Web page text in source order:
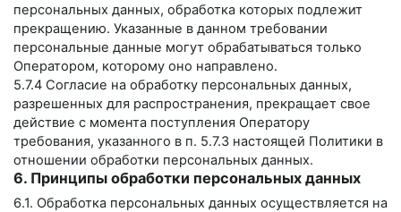
персональных данных, обработка которых подлежит
прекращению. Указанные в данном требовании
персональные данные могут обрабатываться только
Оператором, которому оно направлено.
5.7.4 Согласие на обработку персональных данных,
разрешенных для распространения, прекращает свое
действие с момента поступления Оператору
требования, указанного в п. 5.7.3 настоящей Политики в
отношении обработки персональных данных.
6. Принципы обработки персональных данных
6.1. Обработка персональных данных осуществляется на